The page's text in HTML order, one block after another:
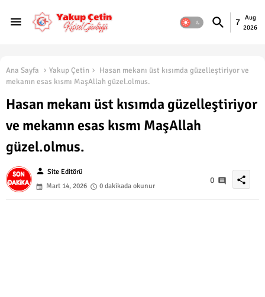
7
Aug
2026
Ana Sayfa Yakup Çetin
Hasan mekanı üst kısımda güzelleştiriyor ve
mekanın esas kısmı MaşAllah güzel.olmus.
Hasan mekanı üst kısımda güzelleştiriyor
ve mekanın esas kısmı MaşAllah
güzel.olmus.
person Site Editörü
Mart 14, 2026
0 dakikada okunur
0 share